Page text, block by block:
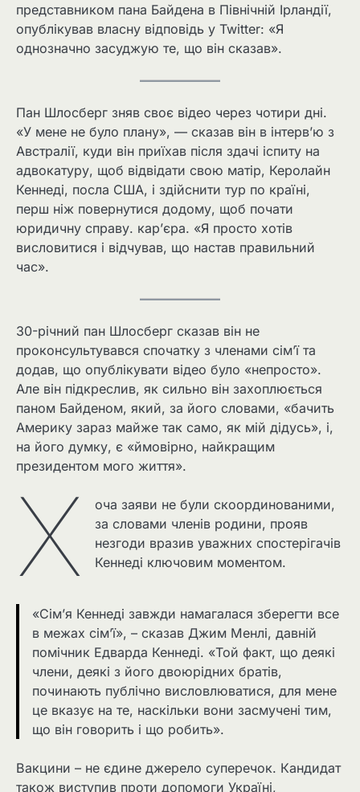
представником пана Байдена в Північній Ірландії,
опублікував власну відповідь у Twitter: «Я
однозначно засуджую те, що він сказав».
Пан Шлосберг зняв своє відео через чотири дні.
«У мене не було плану», — сказав він в інтерв’ю з
Австралії, куди він приїхав після здачі іспиту на
адвокатуру, щоб відвідати свою матір, Керолайн
Кеннеді, посла США, і здійснити тур по країні,
перш ніж повернутися додому, щоб почати
юридичну справу. кар’єра. «Я просто хотів
висловитися і відчував, що настав правильний
час».
30-річний пан Шлосберг сказав він не
проконсультувався спочатку з членами сім’ї та
додав, що опублікувати відео було «непросто».
Але він підкреслив, як сильно він захоплюється
паном Байденом, який, за його словами, «бачить
Америку зараз майже так само, як мій дідусь», і,
на його думку, є «ймовірно, найкращим
президентом мого життя».
Х
оча заяви не були скоординованими,
за словами членів родини, прояв
незгоди вразив уважних спостерігачів
Кеннеді ключовим моментом.
«Сім’я Кеннеді завжди намагалася зберегти все
в межах сім’ї», – сказав Джим Менлі, давній
помічник Едварда Кеннеді. «Той факт, що деякі
члени, деякі з його двоюрідних братів,
починають публічно висловлюватися, для мене
це вказує на те, наскільки вони засмучені тим,
що він говорить і що робить».
Вакцини – не єдине джерело суперечок. Кандидат
також виступив проти допомоги Україні,